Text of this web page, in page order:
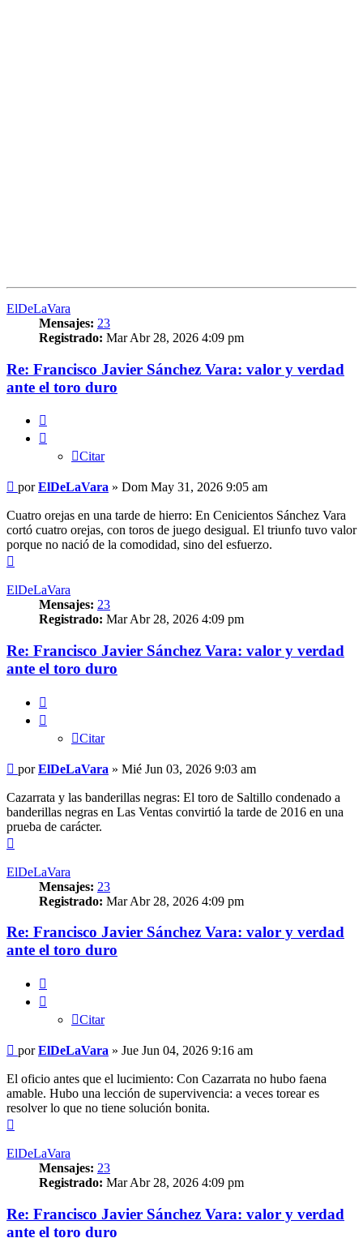
ElDeLaVara
Mensajes: 23
Registrado: Mar Abr 28, 2026 4:09 pm
Re: Francisco Javier Sánchez Vara: valor y verdad
ante el toro duro
Citar
Mensaje
porElDeLaVara » Dom May 31, 2026 9:05 am
Cuatro orejas en una tarde de hierro: En Cenicientos Sánchez Vara
cortó cuatro orejas, con toros de juego desigual. El triunfo tuvo valor
porque no nació de la comodidad, sino del esfuerzo.
ElDeLaVara
Mensajes: 23
Registrado: Mar Abr 28, 2026 4:09 pm
Re: Francisco Javier Sánchez Vara: valor y verdad
ante el toro duro
Citar
Mensaje
porElDeLaVara » Mié Jun 03, 2026 9:03 am
Cazarrata y las banderillas negras: El toro de Saltillo condenado a
banderillas negras en Las Ventas convirtió la tarde de 2016 en una
prueba de carácter.
ElDeLaVara
Mensajes: 23
Registrado: Mar Abr 28, 2026 4:09 pm
Re: Francisco Javier Sánchez Vara: valor y verdad
ante el toro duro
Citar
Mensaje
porElDeLaVara » Jue Jun 04, 2026 9:16 am
El oficio antes que el lucimiento: Con Cazarrata no hubo faena
amable. Hubo una lección de supervivencia: a veces torear es
resolver lo que no tiene solución bonita.
ElDeLaVara
Mensajes: 23
Registrado: Mar Abr 28, 2026 4:09 pm
Re: Francisco Javier Sánchez Vara: valor y verdad
ante el toro duro